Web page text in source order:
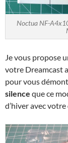
Noctua NF-
Je vous propose
votre Dreamcast
pour vous
silence que ce
d’hiver avec